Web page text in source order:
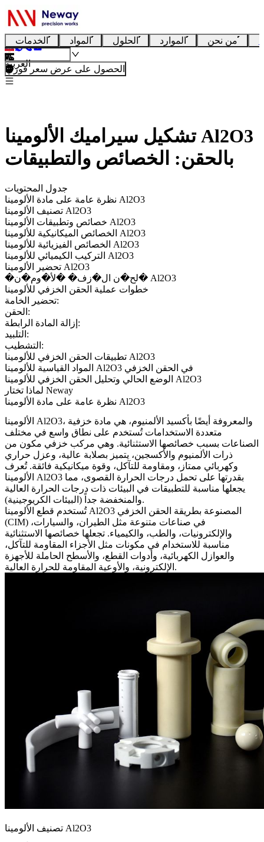
الخدمات المواد الحلول الموارد من نحن
العربية
الحصول على عرض سعر فوري
تشكيل سيراميك الألومينا Al2O3
بالحقن: الخصائص والتطبيقات
جدول المحتويات
نظرة عامة على مادة الألومينا Al2O3
تصنيف الألومينا Al2O3
خصائص وتطبيقات الألومينا Al2O3
الخصائص الميكانيكية للألومينا Al2O3
الخصائص الفيزيائية للألومينا Al2O3
التركيب الكيميائي للألومينا Al2O3
تحضير الألومينا Al2O3
�لح�ن ال�زف� �لأ�وم�ن� Al2O3
خطوات عملية الحقن الخزفي للألومينا
تحضير الخامة:
الحقن:
إزالة المادة الرابطة:
التلبيد:
التشطيب:
تطبيقات الحقن الخزفي للألومينا Al2O3
المواد القياسية للألومينا Al2O3 في الحقن الخزفي
الوضع الحالي وتحليل الحقن الخزفي للألومينا Al2O3
لماذا تختار Neway
نظرة عامة على مادة الألومينا Al2O3
الألومينا Al2O3، والمعروفة أيضًا بأكسيد الألمنيوم، هي مادة خزفية
متعددة الاستخدامات تُستخدم على نطاق واسع في مختلف
الصناعات بسبب خصائصها الاستثنائية. وهي مركب خزفي مكون من
ذرات الألمنيوم والأكسجين، يتميز بصلابة عالية، وعزل حراري
وكهربائي ممتاز، ومقاومة للتآكل، وقوة ميكانيكية فائقة. تُعرف
الألومينا Al2O3 بقدرتها على تحمل درجات الحرارة القصوى، مما
يجعلها مناسبة للتطبيقات في البيئات ذات درجات الحرارة العالية
والمنخفضة جداً (البيئات الكريوجينية).
تُستخدم قطع الألومينا Al2O3 المصنوعة بطريقة الحقن الخزفي
(CIM)
والإلكترونيات، والطب، والكيمياء. تجعلها خصائصها الاستثنائية
مناسبة للاستخدام في مكونات مثل الأجزاء المقاومة للتآكل،
والعوازل الكهربائية، وأدوات القطع، والأسطح الحاملة للأجهزة
الإلكترونية، والأوعية المقاومة للحرارة العالية.
تصنيف الألومينا Al2O3